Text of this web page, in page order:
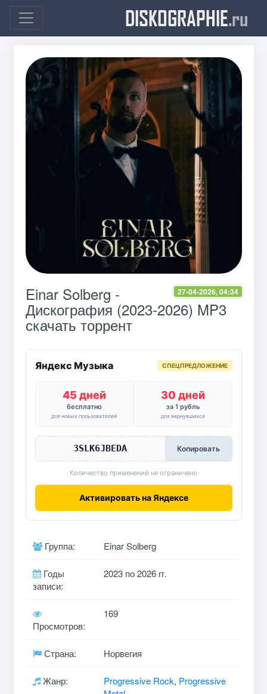
DISKOGRAPHIE.ru
27-04-2026, 04:34
Einar Solberg -
Дискография (2023-2026) MP3
скачать торрент
Яндекс Музыка СПЕЦПРЕДЛОЖЕНИЕ
45 дней
бесплатно
для новых пользователей
30 дней
за 1 рубль
для вернувшихся
3SLK6JBEDA Копировать
Количество применений не ограничено
Активировать на Яндексе
Группа: Einar Solberg
Годы
записи:
2023 по 2026 гг.
Просмотров:
169
Страна: Норвегия
Жанр: Progressive Rock, Progressive